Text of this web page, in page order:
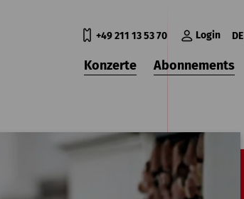
+49 211 13 53 70 Login DE
Konzerte Abonnements